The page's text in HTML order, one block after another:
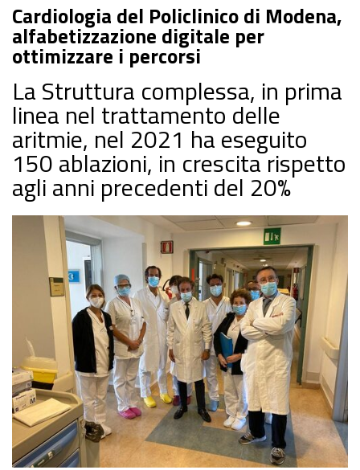
Cardiologia del Policlinico di Modena,
alfabetizzazione digitale per
ottimizzare i percorsi
La Struttura complessa, in prima
linea nel trattamento delle
aritmie, nel 2021 ha eseguito
150 ablazioni, in crescita rispetto
agli anni precedenti del 20%